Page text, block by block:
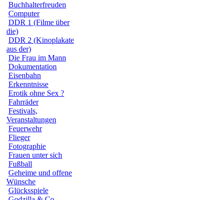
Buchhalterfreuden
Computer
DDR 1 (Filme über
die)
DDR 2 (Kinoplakate
aus der)
Die Frau im Mann
Dokumentation
Eisenbahn
Erkenntnisse
Erotik ohne Sex ?
Fahrräder
Festivals,
Veranstaltungen
Feuerwehr
Flieger
Fotographie
Frauen unter sich
Fußball
Geheime und offene
Wünsche
Glücksspiele